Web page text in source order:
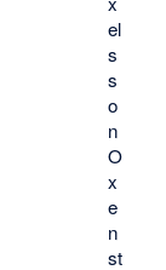
el
s
s
o
n
O
x
e
n
st